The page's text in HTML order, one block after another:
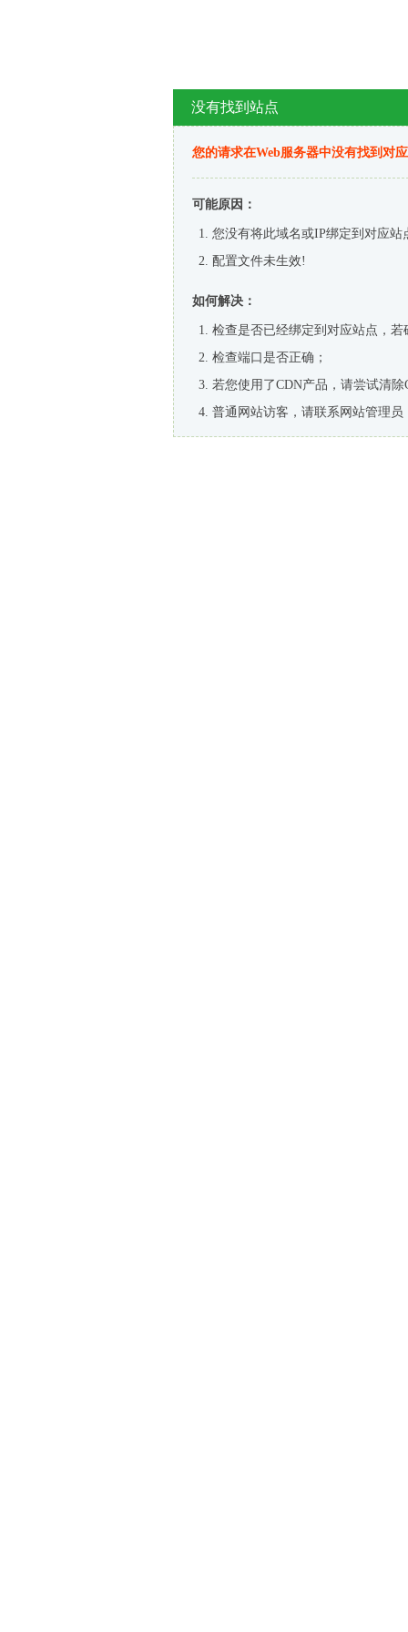
没有找到站点
您的请求在Web服务器中没有找到对
可能原因：
您没有将此域名或IP绑定到对应站
配置文件未生效!
如何解决：
检查是否已经绑定到对应站点，
检查端口是否正确；
若您使用了CDN产品，请尝试清除
普通网站访客，请联系网站管理员